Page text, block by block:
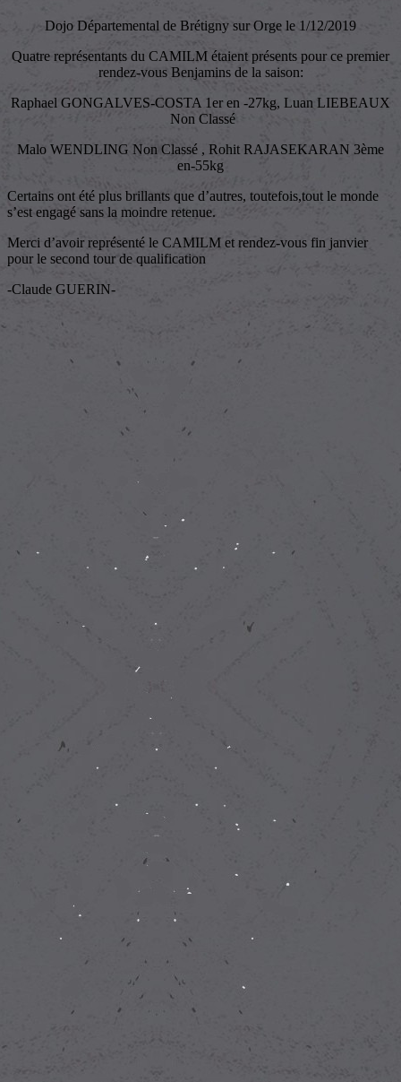
Dojo Départemental de Brétigny sur Orge le 1/12/2019
Quatre représentants du CAMILM étaient présents pour ce premier
rendez-vous Benjamins de la saison:
Raphael GONGALVES-COSTA 1er en -27kg, Luan LIEBEAUX
Non Classé
Malo WENDLING Non Classé , Rohit RAJASEKARAN 3ème
en-55kg
Certains ont été plus brillants que d’autres, toutefois,tout le monde
s’est engagé sans la moindre retenue.
Merci d’avoir représenté le CAMILM et rendez-vous fin janvier
pour le second tour de qualification
-Claude GUERIN-